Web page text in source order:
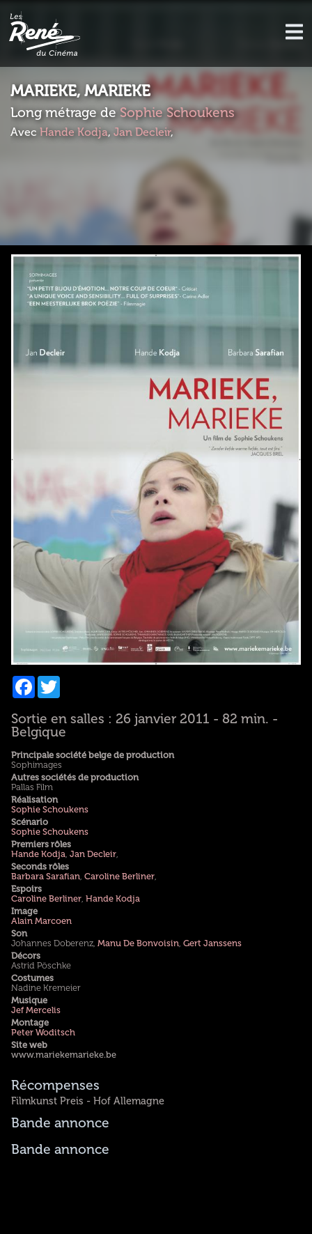
MARIEKE, MARIEKE
Long métrage de Sophie Schoukens
Avec Hande Kodja, Jan Decleir,
Facebook
Twitter
Sortie en salles : 26 janvier 2011 - 82 min. -
Belgique
Principale société belge de production
Sophimages
Autres sociétés de production
Pallas Film
Réalisation
Sophie Schoukens
Scénario
Sophie Schoukens
Premiers rôles
Hande Kodja, Jan Decleir,
Seconds rôles
Barbara Sarafian, Caroline Berliner,
Espoirs
Caroline Berliner, Hande Kodja
Image
Alain Marcoen
Son
Johannes Doberenz, Manu De Bonvoisin, Gert Janssens
Décors
Astrid Pöschke
Costumes
Nadine Kremeier
Musique
Jef Mercelis
Montage
Peter Woditsch
Site web
www.mariekemarieke.be
Récompenses
Filmkunst Preis - Hof Allemagne
Bande annonce
Bande annonce